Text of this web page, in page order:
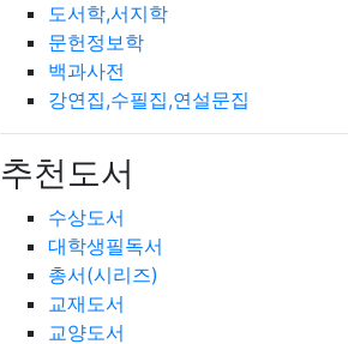
도서학,서지학
문헌정보학
백과사전
강연집,수필집,연설문집
추천도서
수상도서
대학생필독서
총서(시리즈)
교재도서
교양도서